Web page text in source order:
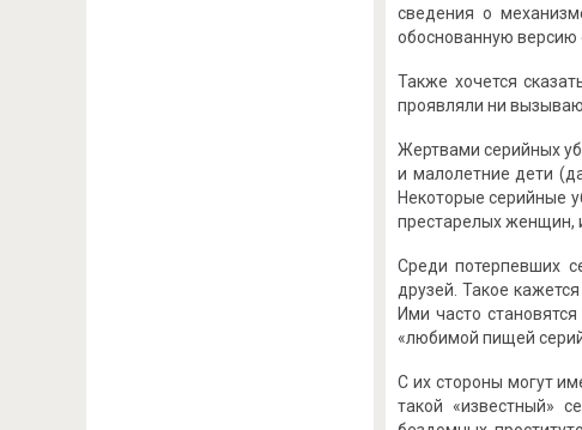
сведения о
обоснованную версию
Также хочется
проявляли ни
Жертвами серийных
и малолетние дети
Некоторые серийные
престарелых женщин,
Среди потерпевших
друзей. Такое
Ими часто
«любимой пищей
С их стороны могут
такой «известный»